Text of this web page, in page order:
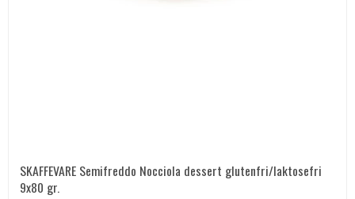
SKAFFEVARE Semifreddo Nocciola dessert glutenfri/laktosefri
9x80 gr.